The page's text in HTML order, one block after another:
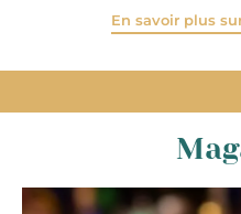
En savoir plus